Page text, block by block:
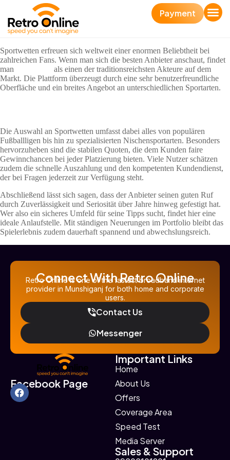
Payment
Sportwetten erfreuen sich weltweit einer enormen Beliebtheit bei
zahlreichen Fans. Wenn man sich die besten Anbieter anschaut, findet
man
als einen der traditionsreichsten Akteure auf dem
Markt. Die Plattform überzeugt durch eine sehr benutzerfreundliche
Oberfläche und ein breites Angebot an unterschiedlichen Sportarten.
Die Auswahl an Sportwetten umfasst dabei alles von populären
Fußballligen bis hin zu spezialisierten Nischensportarten. Besonders
hervorzuheben sind die stabilen Quoten, die dem Kunden faire
Gewinnchancen bei jeder Platzierung bieten. Viele Nutzer schätzen
zudem die schnelle Auszahlung und den kompetenten Kundendienst,
der bei Fragen jederzeit zur Verfügung steht.
Abschließend lässt sich sagen, dass der Anbieter seinen guten Ruf
durch Zuverlässigkeit und Seriosität über Jahre hinweg gefestigt hat.
Wer also ein sicheres Umfeld für seine Tipps sucht, findet hier eine
ideale Anlaufstelle. Mit ständigen Neuerungen im Portfolio bleibt das
Spielerlebnis zudem dauerhaft spannend und abwechslungsreich.
Connect With Retro Online
Retro Online is one of the fastest broadband internet
provider in Munshiganj for both home and corporate
users.
Contact Us
Messenger
Facebook Page
Important Links
Home
About Us
Offers
Coverage Area
Speed Test
Media Server
Sales & Support